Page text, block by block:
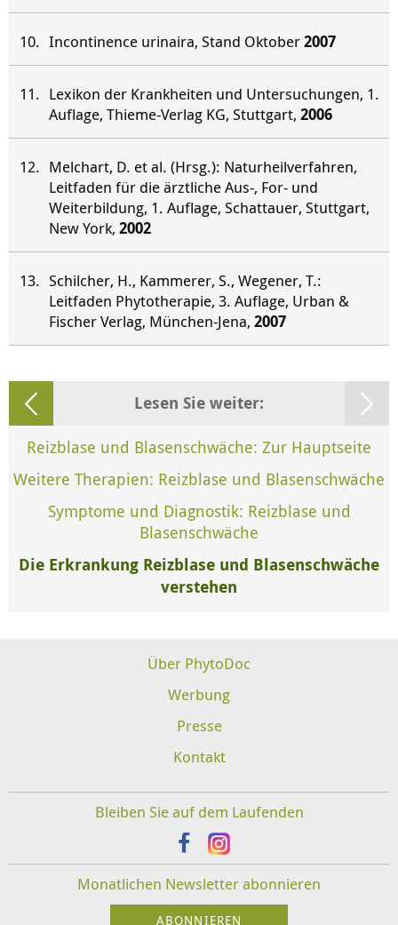
Incontinence urinaira, Stand Oktober2007
Lexikon der Krankheiten und Untersuchungen, 1.
Auflage, Thieme-Verlag KG, Stuttgart, 2006
Melchart, D. et al. (Hrsg.): Naturheilverfahren,
Leitfaden für die ärztliche Aus-, For- und
Weiterbildung, 1. Auflage, Schattauer, Stuttgart,
New York, 2002
Schilcher, H., Kammerer, S., Wegener, T.:
Leitfaden Phytotherapie, 3. Auflage, Urban &
Fischer Verlag, München-Jena, 2007
Lesen Sie weiter:
Reizblase und Blasenschwäche: Zur Hauptseite
Weitere Therapien: Reizblase und Blasenschwäche
Symptome und Diagnostik: Reizblase und
Blasenschwäche
Die Erkrankung Reizblase und Blasenschwäche
verstehen
Über PhytoDoc
Werbung
Presse
Kontakt
Bleiben Sie auf dem Laufenden
Monatlichen Newsletter abonnieren